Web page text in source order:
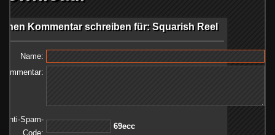
Kommentar schreiben für: Squarish Reel
Name:
Kommentar:
Anti-Spam-
Code:
cce96